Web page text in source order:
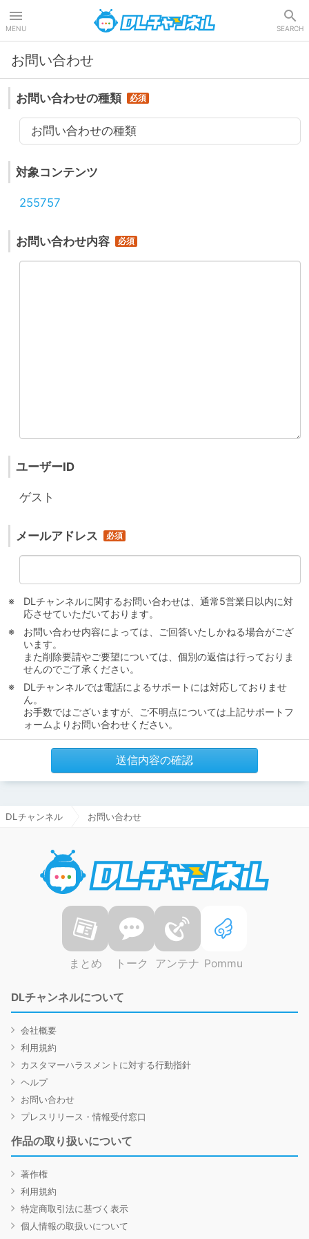
MENU SEARCH
お問い合わせ
お問い合わせの種類
お問い合わせの種類
対象コンテンツ
255757
お問い合わせ内容
ユーザーID
ゲスト
メールアドレス
DLチャンネルに関するお問い合わせは、通常5営業日以内に対
応させていただいております。
お問い合わせ内容によっては、ご回答いたしかねる場合がござ
います。
また削除要請やご要望については、個別の返信は行っておりま
せんのでご了承ください。
DLチャンネルでは電話によるサポートには対応しておりませ
ん。
お手数ではございますが、ご不明点については上記サポートフ
ォームよりお問い合わせください。
送信内容の確認
DLチャンネル お問い合わせ
まとめ トーク アンテナ Pommu
DLチャンネルについて
会社概要
利用規約
カスタマーハラスメントに対する行動指針
ヘルプ
お問い合わせ
プレスリリース・情報受付窓口
作品の取り扱いについて
著作権
利用規約
特定商取引法に基づく表示
個人情報の取扱いについて